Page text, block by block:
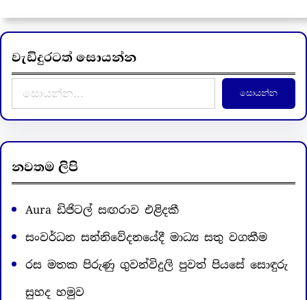
වැඩිදුරටත් සොයන්න
e
a
r
c
h
සොයන්න
නවතම ලිපි
Aura ඩිජිටල් සඟරාව එළිදකී
සංවර්ධන සන්නිවේදනයේදී මාධ්‍ය සතු වගකීම
රස මතක පිරුණු ගුවන්විදුලි පුවත් පියසේ සොඳුරු
සුහද හමුව